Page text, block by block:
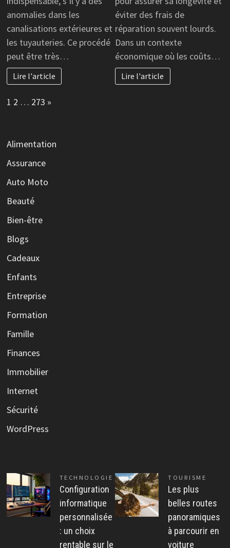
anomalies dans les
canalisations extérieures et
les tuyauteries. Ce procédé
peut être très…
Lire l'article
éviter des frais de
réparation souvent lourds.
Dans un contexte
économique où les coûts…
Lire l'article
Page:
1 2 … 273 Next
»
Alimentation
Assurance
Auto Moto
Beauté
Bien-être
Blogs
Cadeaux
Enfants
Entreprise
Formation
Famille
Finances
Immobilier
Internet
Sécurité
WordPress
TECHNOLOGIE
Configuration
informatique
personnalisée
: un choix
rentable sur le
TOURISME
Les plus
belles routes
panoramiques
à parcourir en
voiture